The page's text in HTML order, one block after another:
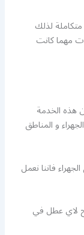
لذلك
مهما كانت
هذه الخدمة
و المناطق
فاننا نعمل
لاي عطل في